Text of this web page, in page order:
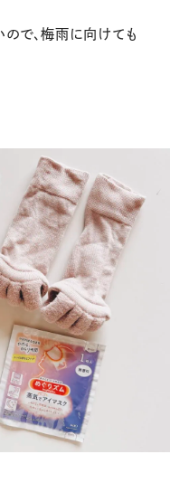
で、梅雨に向けても